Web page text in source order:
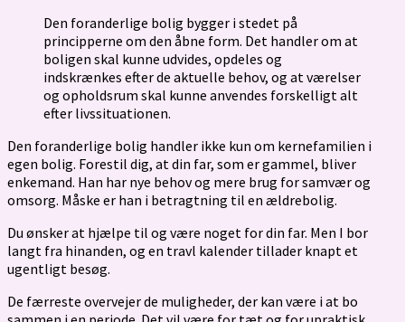
Den foranderlige bolig bygger i stedet på
principperne om den åbne form. Det handler om at
boligen skal kunne udvides, opdeles og
indskrænkes efter de aktuelle behov, og at værelser
og opholdsrum skal kunne anvendes forskelligt alt
efter livssituationen.
Den foranderlige bolig handler ikke kun om kernefamilien i
egen bolig. Forestil dig, at din far, som er gammel, bliver
enkemand. Han har nye behov og mere brug for samvær og
omsorg. Måske er han i betragtning til en ældrebolig.
Du ønsker at hjælpe til og være noget for din far. Men I bor
langt fra hinanden, og en travl kalender tillader knapt et
ugentligt besøg.
De færreste overvejer de muligheder, der kan være i at bo